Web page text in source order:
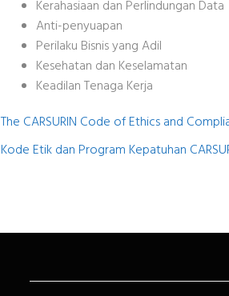
Kerahasiaan dan Perlindungan Data
Anti-penyuapan
Perilaku Bisnis yang Adil
Kesehatan dan Keselamatan
Keadilan Tenaga Kerja
The CARSURIN Code of Ethics and
Kode Etik dan Program Kepatuhan